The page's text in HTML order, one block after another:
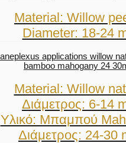
Material: Willow
Diameter: 18-24
Material: Willow
Διάμετρος: 6-14
Υλικό: Μπαμπού
Διάμετρος: 24-30